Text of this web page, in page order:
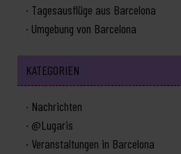
Tagesausflüge aus Barcelona
Umgebung von Barcelona
KATEGORIEN
Nachrichten
@Lugaris
Veranstaltungen in Barcelona